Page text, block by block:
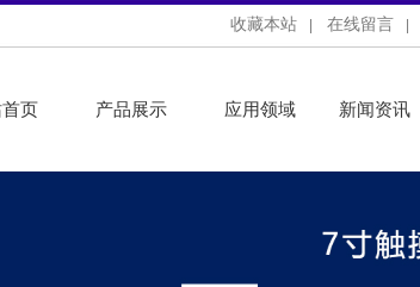
收藏本站 在线留言
页 产品展示 应用领域 新闻资讯